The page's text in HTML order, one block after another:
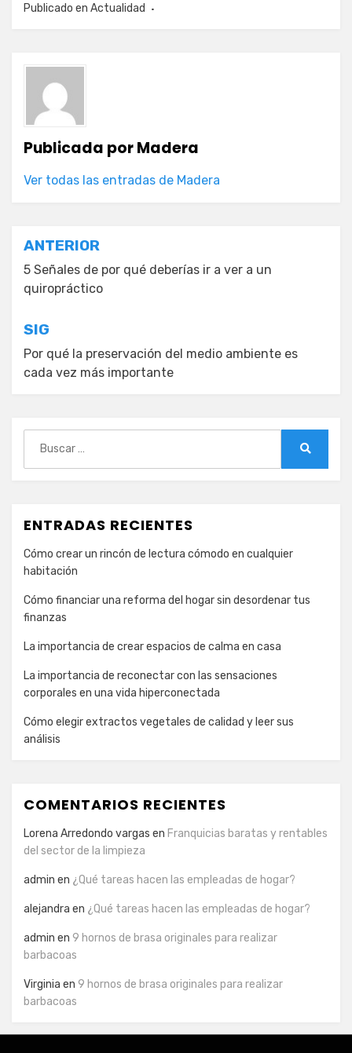
Publicado en Actualidad
Publicada porMadera
Ver todas las entradas de Madera
Navegación
de
entradas
ANTERIOR
5 Señales de por qué deberías ir a ver a un
quiropráctico
SIG
Por qué la preservación del medio ambiente es
cada vez más importante
ENTRADAS RECIENTES
Cómo crear un rincón de lectura cómodo en cualquier
habitación
Cómo financiar una reforma del hogar sin desordenar tus
finanzas
La importancia de crear espacios de calma en casa
La importancia de reconectar con las sensaciones
corporales en una vida hiperconectada
Cómo elegir extractos vegetales de calidad y leer sus
análisis
COMENTARIOS RECIENTES
Lorena Arredondo vargas en Franquicias baratas y rentables
del sector de la limpieza
admin en ¿Qué tareas hacen las empleadas de hogar?
alejandra en ¿Qué tareas hacen las empleadas de hogar?
admin en 9 hornos de brasa originales para realizar
barbacoas
Virginia en 9 hornos de brasa originales para realizar
barbacoas